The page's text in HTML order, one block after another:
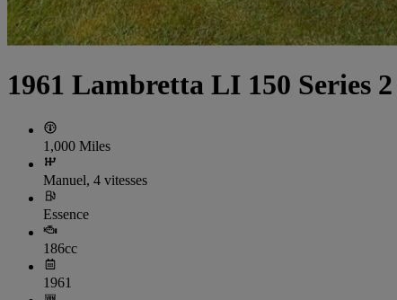
1961 Lambretta LI 150 Series
1,000 Miles
Manuel, 4 vitesses
Essence
186cc
1961